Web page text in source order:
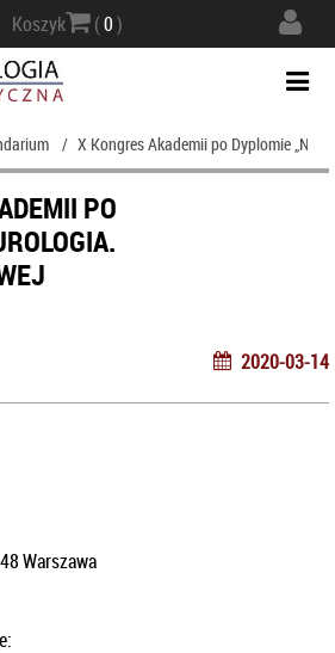
Koszyk (0)
/ X Kongres Akademii po Dyplomie
PO
2020-03-14
Warszawa